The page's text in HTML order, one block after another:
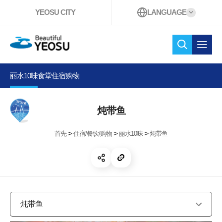
YEOSU CITY LANGUAGE
Beautiful YEOSU
检索 。打开
丽水10味食堂住宿购物
炖带鱼
首先>住宿/餐饮/购物 >丽水10味>炖带鱼
开放共享
炖带鱼